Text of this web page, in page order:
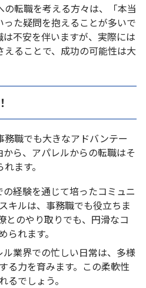
転職を考える方々は、「本当
た疑問を抱えることが多いで
不安を伴いますが、実際には
ることで、成功の可能性は大
職でも大きなアドバンテー
ら、アパレルからの転職はそ
ます。
の経験を通じて培ったコミュニ
キルは、事務職でも役立ちま
とのやり取りでも、円滑なコ
られます。
ル業界での忙しい日常は、多様
る力を育みます。この柔軟性
るでしょう。